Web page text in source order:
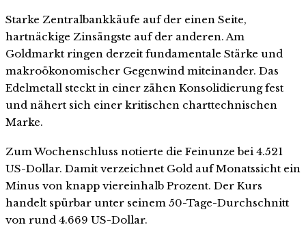
Starke Zentralbankkäufe auf der einen Seite,
hartnäckige Zinsängste auf der anderen. Am
Goldmarkt ringen derzeit fundamentale Stärke und
makroökonomischer Gegenwind miteinander. Das
Edelmetall steckt in einer zähen Konsolidierung fest
und nähert sich einer kritischen charttechnischen
Marke.
Zum Wochenschluss notierte die Feinunze bei 4.521
US-Dollar. Damit verzeichnet Gold auf Monatssicht ein
Minus von knapp viereinhalb Prozent. Der Kurs
handelt spürbar unter seinem 50-Tage-Durchschnitt
von rund 4.669 US-Dollar.